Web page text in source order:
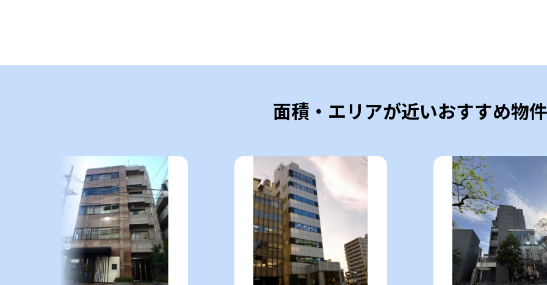
面積・エリアが近いおすすめ物件